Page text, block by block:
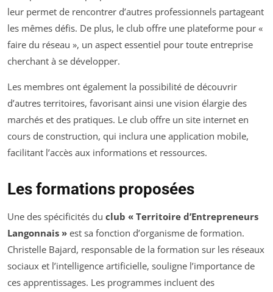
leur permet de rencontrer d’autres professionnels partageant
les mêmes défis. De plus, le club offre une plateforme pour «
faire du réseau », un aspect essentiel pour toute entreprise
cherchant à se développer.
Les membres ont également la possibilité de découvrir
d’autres territoires, favorisant ainsi une vision élargie des
marchés et des pratiques. Le club offre un site internet en
cours de construction, qui inclura une application mobile,
facilitant l’accès aux informations et ressources.
Les formations proposées
Une des spécificités du club « Territoire d’Entrepreneurs
Langonnais » est sa fonction d’organisme de formation.
Christelle Bajard, responsable de la formation sur les réseaux
sociaux et l’intelligence artificielle, souligne l’importance de
ces apprentissages. Les programmes incluent des